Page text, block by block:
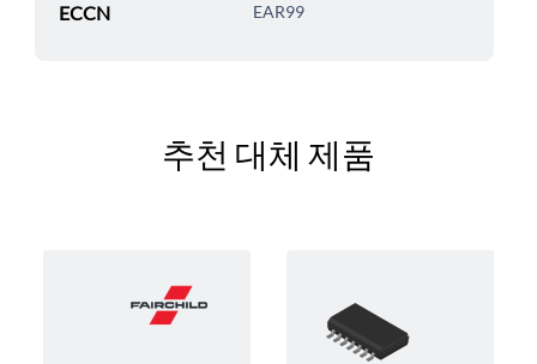
ECCN EAR99
추천 대체 제품